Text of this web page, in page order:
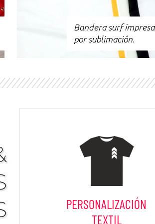
Bandera surf impresa
por sublimación.
PERSONALIZACIÓN
TEXTIL